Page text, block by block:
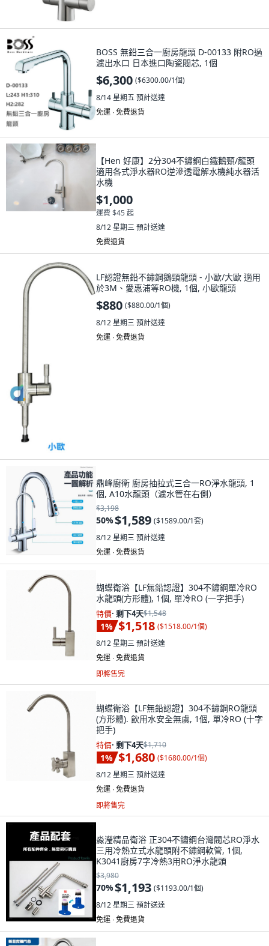
BOSS 無鉛三合一廚房龍頭 D-00133 附RO過
濾出水口 日本進口陶瓷閥芯, 1個
$6,300 ($6300.00/1個)
8/14 星期五預計送達
免運 ∙ 免費退貨
【Hen 好康】2分304不鏽鋼白鐵鵝頸/龍頭
適用各式淨水器RO逆滲透電解水機純水器活
水機
$1,000
運費 $45 起
8/12 星期三預計送達
免費退貨
LF認證無鉛不鏽鋼鵝頸龍頭 - 小歐/大歐 適用
於3M、愛惠浦等RO機, 1個, 小歐龍頭
$880 ($880.00/1個)
8/12 星期三預計送達
免運 ∙ 免費退貨
鼎峰廚衛 廚房抽拉式三合一RO淨水龍頭, 1
個, A10水龍頭（濾水管在右側）
$3,198
50%$1,589 ($1589.00/1套)
8/12 星期三預計送達
免運 ∙ 免費退貨
蝴蝶衛浴【LF無鉛認證】304不鏽鋼單冷RO
水龍頭(方形體), 1個, 單冷RO (一字把手)
特價· 剩下4天$1,548
1% $1,518 ($1518.00/1個)
8/12 星期三預計送達
免運 ∙ 免費退貨
即將售完
蝴蝶衛浴【LF無鉛認證】304不鏽鋼RO龍頭
(方形體). 飲用水安全無虞, 1個, 單冷RO (十字
把手)
特價· 剩下4天$1,710
1% $1,680 ($1680.00/1個)
8/12 星期三預計送達
免運 ∙ 免費退貨
即將售完
淼瀅精品衛浴 正304不鏽鋼台灣閥芯RO淨水
三用冷熱立式水龍頭附不鏽鋼軟管, 1個,
K3041廚房7字冷熱3用RO淨水龍頭
$3,980
70%$1,193 ($1193.00/1個)
8/12 星期三預計送達
免運 ∙ 免費退貨